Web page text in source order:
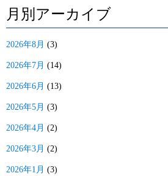
月別アーカイブ
2026年8月 (3)
2026年7月 (14)
2026年6月 (13)
2026年5月 (3)
2026年4月 (2)
2026年3月 (2)
2026年1月 (3)